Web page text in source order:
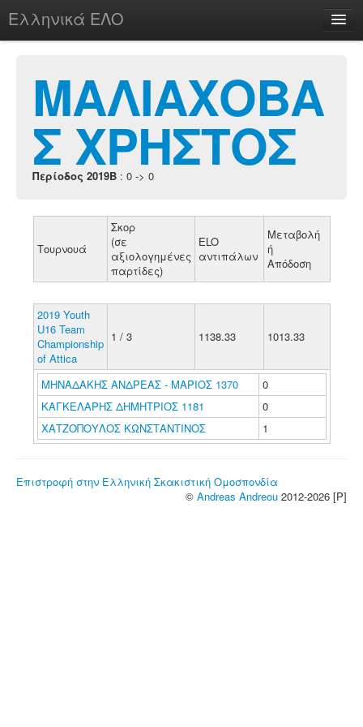
Ελληνικά ΕΛΟ
chesstu.be @ discord
Login
ΜΑΛΙΑΧΟΒΑ
Σ ΧΡΗΣΤΟΣ
Περίοδος 2019B : 0 -> 0
Τουρνουά
Σκορ
(σε
αξιολογημένες
παρτίδες)
ELO
αντιπάλων
Μεταβολή
ή
Απόδοση
2019 Youth
U16 Team
Championship
of Attica
1 / 3 1138.33 1013.33
ΜΗΝΑΔΑΚΗΣ ΑΝΔΡΕΑΣ - ΜΑΡΙΟΣ 1370
0
ΚΑΓΚΕΛΑΡΗΣ ΔΗΜΗΤΡΙΟΣ 1181
0
ΧΑΤΖΟΠΟΥΛΟΣ ΚΩΝΣΤΑΝΤΙΝΟΣ
1
Επιστροφή στην Ελληνική Σκακιστική Ομοσπονδία
© Andreas Andreou 2012-2026 [P]